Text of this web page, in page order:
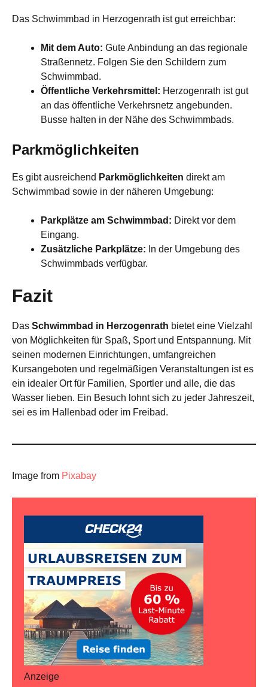
Das Schwimmbad in Herzogenrath ist gut erreichbar:
Mit dem Auto: Gute Anbindung an das regionale
Straßennetz. Folgen Sie den Schildern zum
Schwimmbad.
Öffentliche Verkehrsmittel: Herzogenrath ist gut
an das öffentliche Verkehrsnetz angebunden.
Busse halten in der Nähe des Schwimmbads.
Parkmöglichkeiten
Es gibt ausreichend Parkmöglichkeiten direkt am
Schwimmbad sowie in der näheren Umgebung:
Parkplätze am Schwimmbad: Direkt vor dem
Eingang.
Zusätzliche Parkplätze: In der Umgebung des
Schwimmbads verfügbar.
Fazit
Das Schwimmbad in Herzogenrath bietet eine Vielzahl
von Möglichkeiten für Spaß, Sport und Entspannung. Mit
seinen modernen Einrichtungen, umfangreichen
Kursangeboten und regelmäßigen Veranstaltungen ist es
ein idealer Ort für Familien, Sportler und alle, die das
Wasser lieben. Ein Besuch lohnt sich zu jeder Jahreszeit,
sei es im Hallenbad oder im Freibad.
Image from Pixabay
Anzeige